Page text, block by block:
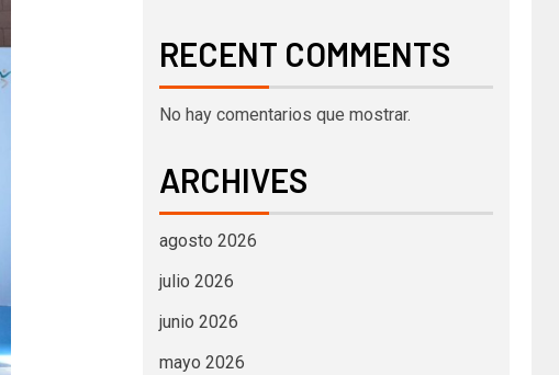
RECENT COMMENTS
No hay comentarios que mostrar.
ARCHIVES
agosto 2026
julio 2026
junio 2026
mayo 2026